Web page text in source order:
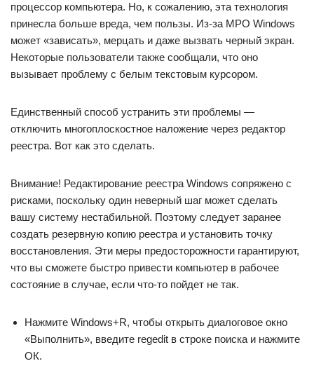
процессор компьютера. Но, к сожалению, эта технология
принесла больше вреда, чем пользы. Из-за MPO Windows
может «зависать», мерцать и даже вызвать черный экран.
Некоторые пользователи также сообщали, что оно
вызывает проблему с белым текстовым курсором.
Единственный способ устранить эти проблемы —
отключить многоплоскостное наложение через редактор
реестра. Вот как это сделать.
Внимание! Редактирование реестра Windows сопряжено с
рисками, поскольку один неверный шаг может сделать
вашу систему нестабильной. Поэтому следует заранее
создать резервную копию реестра и установить точку
восстановления. Эти меры предосторожности гарантируют,
что вы сможете быстро привести компьютер в рабочее
состояние в случае, если что-то пойдет не так.
Нажмите Windows+R, чтобы открыть диалоговое окно
«Выполнить», введите regedit в строке поиска и нажмите
ОК.